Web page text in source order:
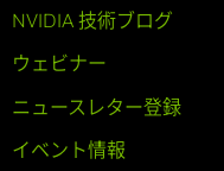
NVIDIA 技術ブログ
ウェビナー
ニュースレター登録
イベント情報